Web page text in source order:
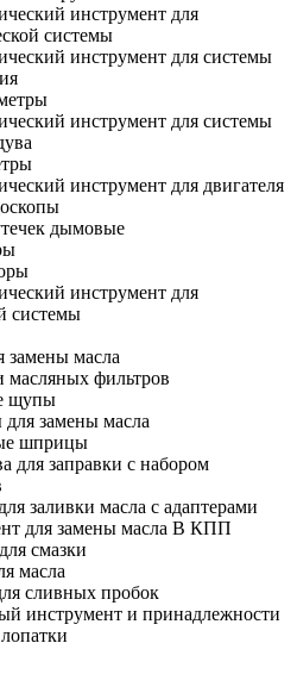
инструмент для
системы
инструмент для системы
инструмент для системы
инструмент для двигателя
дымовые
инструмент для
системы
замены масла
фильтров
щупы
замены масла
шприцы
для заправки с набором
заливки масла с адаптерами
для замены масла В КПП
смазки
масла
сливных пробок
инструмент и принадлежности